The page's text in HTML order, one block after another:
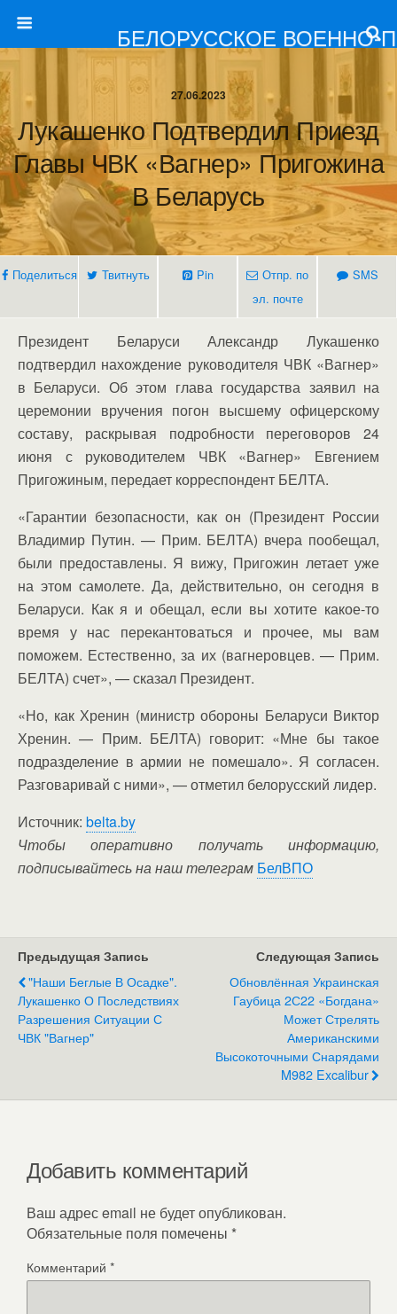
БЕЛОРУССКОЕ ВОЕННО-
27.06.2023
Лукашенко Подтвердил Приезд
Главы ЧВК «Вагнер» Пригожина
В Беларусь
Поделиться Твитнуть Pin
Отпр. по
эл. почте
SMS
Президент Беларуси Александр Лукашенко
подтвердил нахождение руководителя ЧВК «Вагнер»
в Беларуси. Об этом глава государства заявил на
церемонии вручения погон высшему офицерскому
составу, раскрывая подробности переговоров 24
июня с руководителем ЧВК «Вагнер» Евгением
Пригожиным, передает корреспондент БЕЛТА.
«Гарантии безопасности, как он (Президент России
Владимир Путин. — Прим. БЕЛТА) вчера пообещал,
были предоставлены. Я вижу, Пригожин летает уже
на этом самолете. Да, действительно, он сегодня в
Беларуси. Как я и обещал, если вы хотите какое-то
время у нас перекантоваться и прочее, мы вам
поможем. Естественно, за их (вагнеровцев. — Прим.
БЕЛТА) счет», — сказал Президент.
«Но, как Хренин (министр обороны Беларуси Виктор
Хренин. — Прим. БЕЛТА) говорит: «Мне бы такое
подразделение в армии не помешало». Я согласен.
Разговаривай с ними», — отметил белорусский лидер.
Источник: belta.by
Чтобы оперативно получать информацию,
подписывайтесь на наш телеграм БелВПО
Предыдущая Запись
"Наши Беглые В Осадке".
Лукашенко О Последствиях
Разрешения Ситуации С
ЧВК "Вагнер"
Следующая Запись
Обновлённая Украинская
Гаубица 2С22 «Богдана»
Может Стрелять
Американскими
Высокоточными Снарядами
M982 Excalibur
Добавить комментарий
Ваш адрес email не будет опубликован.
Обязательные поля помечены *
Комментарий *